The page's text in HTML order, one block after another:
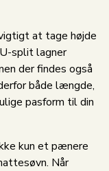
at tage højde
split lagner
der findes også
både længde,
pasform til din
kun et pænere
Når